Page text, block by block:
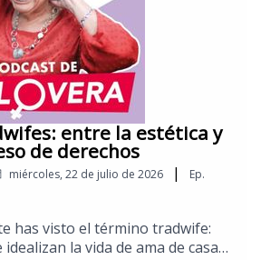
Jordan, abogada y consejera
para el período 2020-
leer más columnas de Sara
entre la estética y
de derechos
miércoles, 22 de julio de 2026 |
Ep.
has visto el término tradwife:
la vida de ama de casa